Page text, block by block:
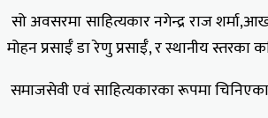
सो अवसरमा साहित्यकार नगेन्द्र राज
मोहन प्रसाईँ डा रेणु प्रसाईँ, र स्थानीय
समाजसेवी एवं साहित्यकारका रूपमा